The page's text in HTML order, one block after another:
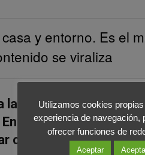
y entorno. Es el
se viraliza
las redes sociales a la
vuestro caso
con tantos
Utilizamos cookies
experiencia de navegación,
ofrecer funciones de
Aceptar